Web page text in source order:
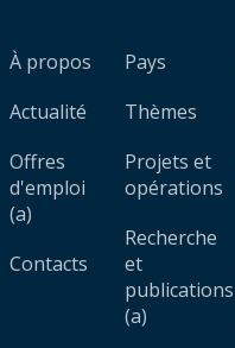
À propos
Actualité
Offres
d'emploi
(a)
Contacts
Pays
Thèmes
Projets et
opérations
Recherche
et
publications
(a)